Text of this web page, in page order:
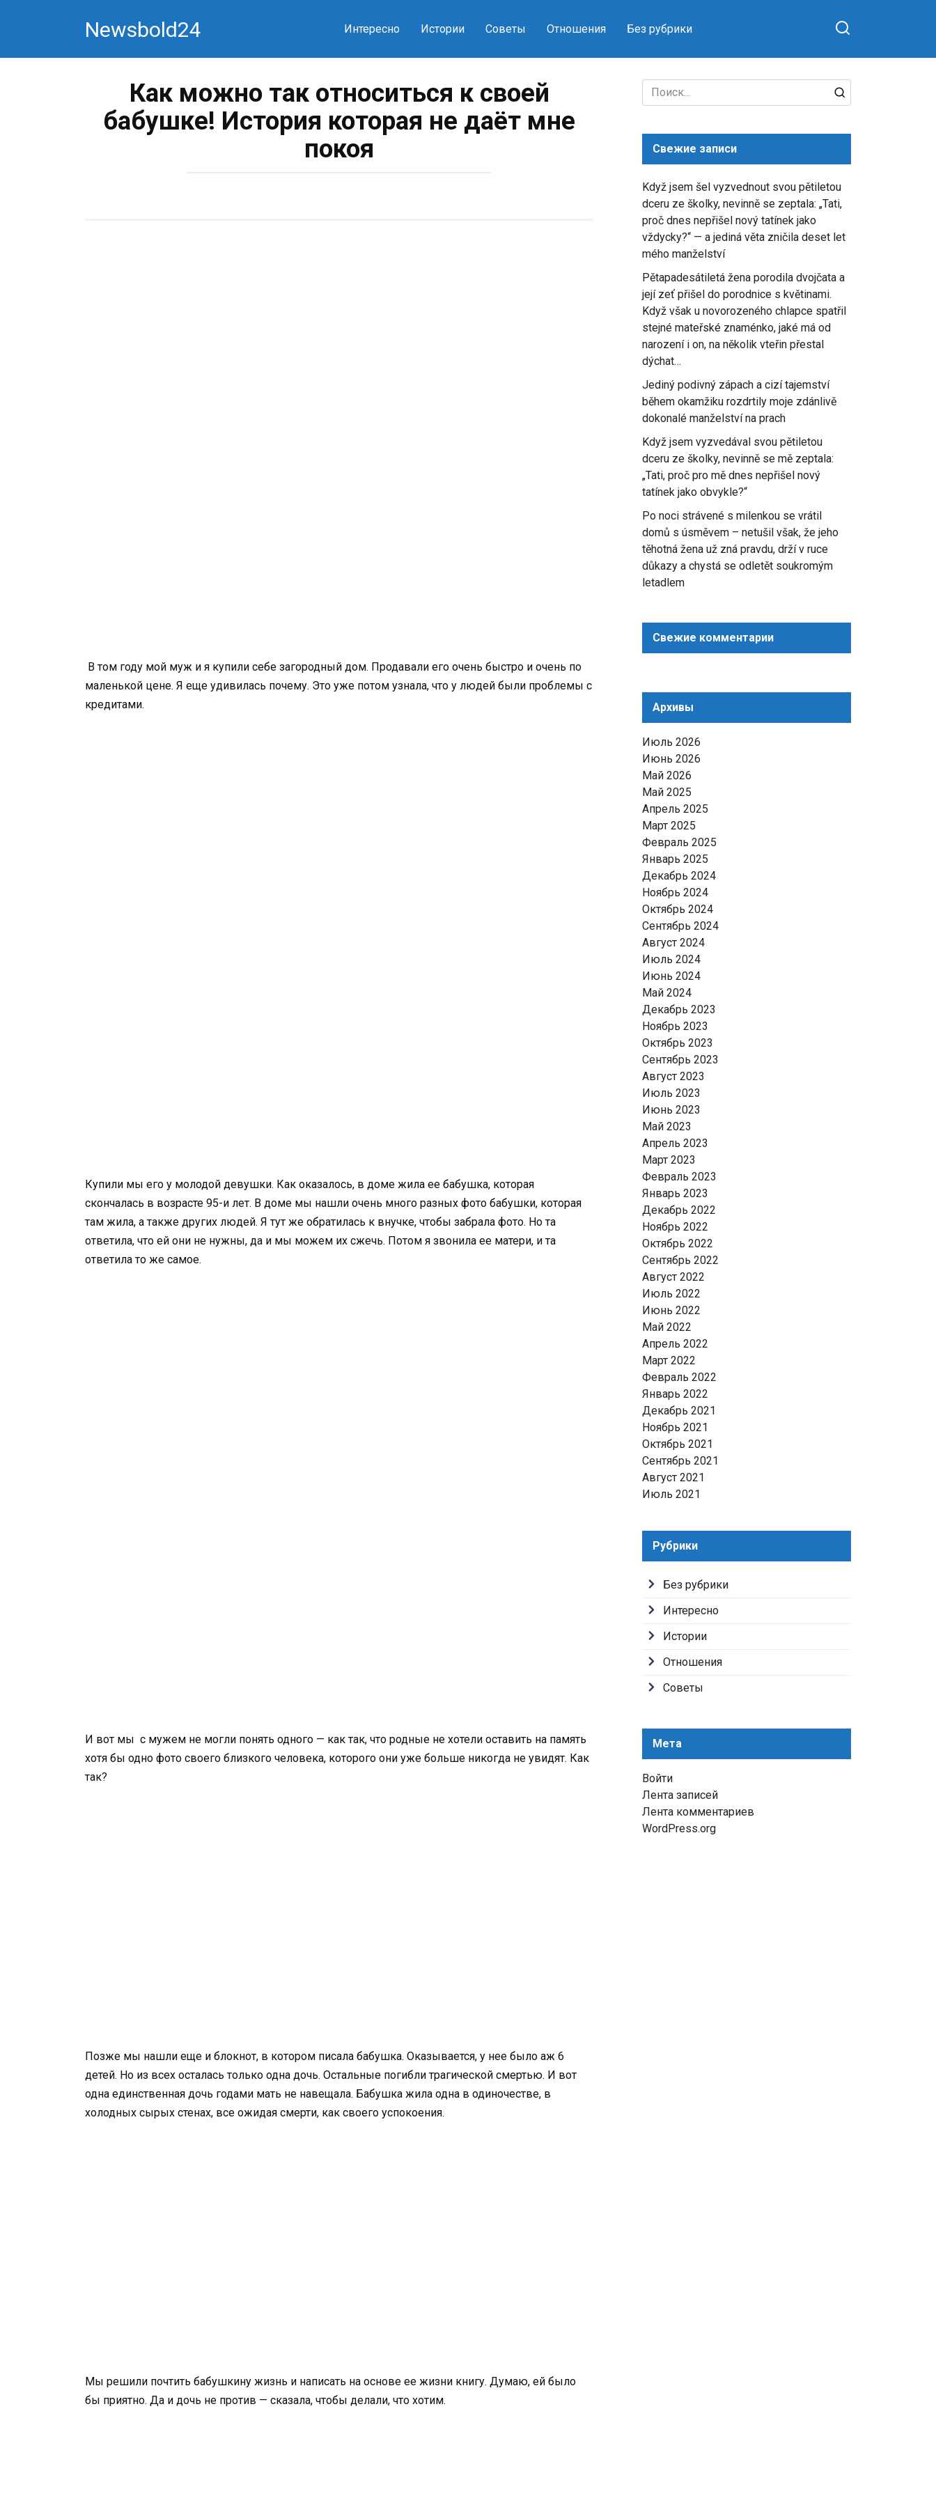
Newsbold24 Интересно Истории Советы Отношения Без рубрики
Как можно так относиться к своей
бабушке! История которая не даёт мне
покоя
В том году мой муж и я купили себе загородный дом. Продавали его очень быстро и очень по
маленькой цене. Я еще удивилась почему. Это уже потом узнала, что у людей были проблемы с
кредитами.
Купили мы его у молодой девушки. Как оказалось, в доме жила ее бабушка, которая
скончалась в возрасте 95-и лет. В доме мы нашли очень много разных фото бабушки, которая
там жила, а также других людей. Я тут же обратилась к внучке, чтобы забрала фото. Но та
ответила, что ей они не нужны, да и мы можем их сжечь. Потом я звонила ее матери, и та
ответила то же самое.
И вот мы с мужем не могли понять одного — как так, что родные не хотели оставить на память
хотя бы одно фото своего близкого человека, которого они уже больше никогда не увидят. Как
так?
Позже мы нашли еще и блокнот, в котором писала бабушка. Оказывается, у нее было аж 6
детей. Но из всех осталась только одна дочь. Остальные погибли трагической смертью. И вот
одна единственная дочь годами мать не навещала. Бабушка жила одна в одиночестве, в
холодных сырых стенах, все ожидая смерти, как своего успокоения.
Мы решили почтить бабушкину жизнь и написать на основе ее жизни книгу. Думаю, ей было
бы приятно. Да и дочь не против — сказала, чтобы делали, что хотим.
Search
for:
Свежие записи
Když jsem šel vyzvednout svou pětiletou
dceru ze školky, nevinně se zeptala: „Tati,
proč dnes nepřišel nový tatínek jako
vždycky?“ — a jediná věta zničila deset let
mého manželství
Pětapadesátiletá žena porodila dvojčata a
její zeť přišel do porodnice s květinami.
Když však u novorozeného chlapce spatřil
stejné mateřské znaménko, jaké má od
narození i on, na několik vteřin přestal
dýchat…
Jediný podivný zápach a cizí tajemství
během okamžiku rozdrtily moje zdánlivě
dokonalé manželství na prach
Když jsem vyzvedával svou pětiletou
dceru ze školky, nevinně se mě zeptala:
„Tati, proč pro mě dnes nepřišel nový
tatínek jako obvykle?“
Po noci strávené s milenkou se vrátil
domů s úsměvem – netušil však, že jeho
těhotná žena už zná pravdu, drží v ruce
důkazy a chystá se odletět soukromým
letadlem
Свежие комментарии
Архивы
Июль 2026
Июнь 2026
Май 2026
Май 2025
Апрель 2025
Март 2025
Февраль 2025
Январь 2025
Декабрь 2024
Ноябрь 2024
Октябрь 2024
Сентябрь 2024
Август 2024
Июль 2024
Июнь 2024
Май 2024
Декабрь 2023
Ноябрь 2023
Октябрь 2023
Сентябрь 2023
Август 2023
Июль 2023
Июнь 2023
Май 2023
Апрель 2023
Март 2023
Февраль 2023
Январь 2023
Декабрь 2022
Ноябрь 2022
Октябрь 2022
Сентябрь 2022
Август 2022
Июль 2022
Июнь 2022
Май 2022
Апрель 2022
Март 2022
Февраль 2022
Январь 2022
Декабрь 2021
Ноябрь 2021
Октябрь 2021
Сентябрь 2021
Август 2021
Июль 2021
Рубрики
Без рубрики
Интересно
Истории
Отношения
Советы
Мета
Войти
Лента записей
Лента комментариев
WordPress.org